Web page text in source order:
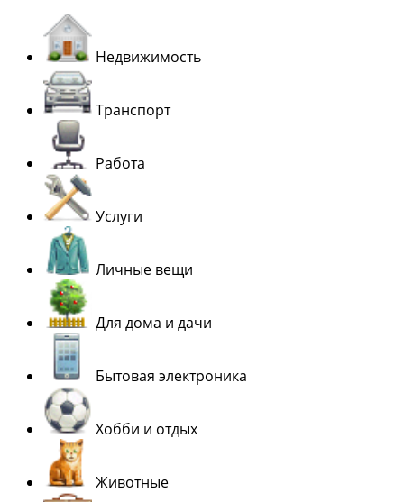
Недвижимость
Транспорт
Работа
Услуги
Личные вещи
Для дома и дачи
Бытовая электроника
Хобби и отдых
Животные